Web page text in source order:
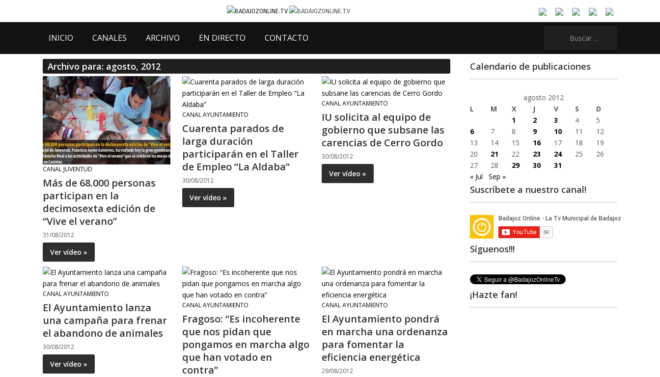
INICIO CANALES ARCHIVO EN DIRECTO CONTACTO
Archivo para: agosto, 2012
CANAL JUVENTUD
Más de 68.000 personas
participan en la
decimosexta edición de
“Vive el verano”
31/08/2012
Ver vídeo »
CANAL AYUNTAMIENTO
Cuarenta parados de
larga duración
participarán en el Taller
de Empleo “La Aldaba”
30/08/2012
Ver vídeo »
CANAL AYUNTAMIENTO
IU solicita al equipo de
gobierno que subsane las
carencias de Cerro Gordo
30/08/2012
Ver vídeo »
CANAL AYUNTAMIENTO
El Ayuntamiento lanza
una campaña para frenar
el abandono de animales
30/08/2012
Ver vídeo »
CANAL AYUNTAMIENTO
Fragoso: “Es incoherente
que nos pidan que
pongamos en marcha algo
que han votado en
contra”
CANAL AYUNTAMIENTO
El Ayuntamiento pondrá
en marcha una ordenanza
para fomentar la
eficiencia energética
29/08/2012
Calendario de publicaciones
agosto 2012
L
M X J V S
D
1
2 3 4
5
6
7 8 9 10 11
12
13
14 15 16 17 18
19
20
21 22 23 24 25
26
27
28 29 30
31
« Jul
Sep »
Suscríbete a nuestro canal!
Síguenos!!!
¡Hazte fan!